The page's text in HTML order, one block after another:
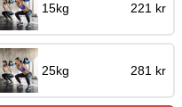
15kg 221 kr
25kg 281 kr